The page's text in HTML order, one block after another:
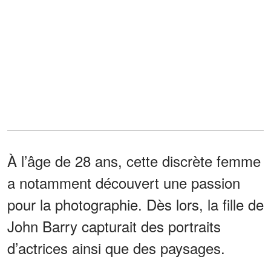
À l’âge de 28 ans, cette discrète femme
a notamment découvert une passion
pour la photographie. Dès lors, la fille de
John Barry capturait des portraits
d’actrices ainsi que des paysages.